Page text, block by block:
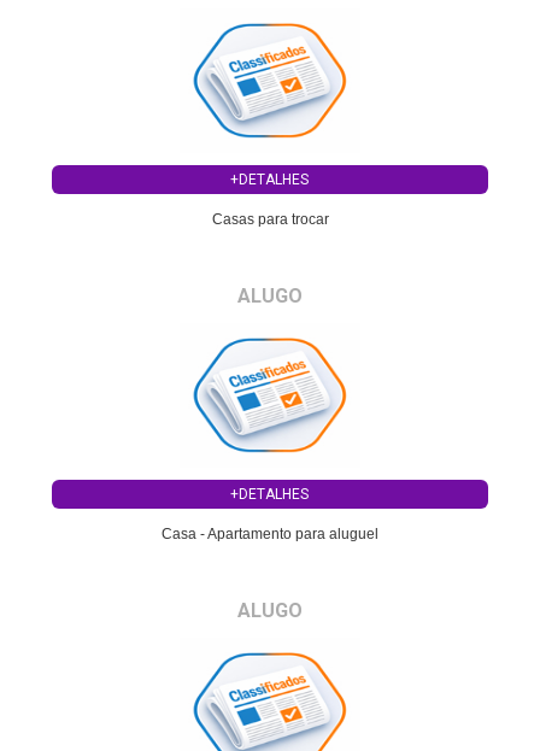
+DETALHES
Casas para trocar
ALUGO
+DETALHES
Casa - Apartamento para aluguel
ALUGO